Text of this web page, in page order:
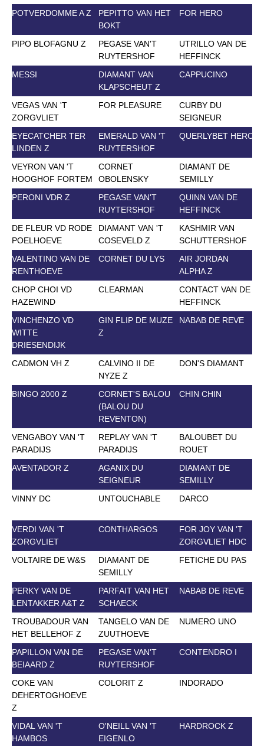
POTVERDOMME A Z
PEPITTO VAN HET
BOKT
FOR HERO
PIPO BLOFAGNU Z
PEGASE VAN'T
RUYTERSHOF
UTRILLO VAN DE
HEFFINCK
MESSI
DIAMANT VAN
KLAPSCHEUT Z
CAPPUCINO
VEGAS VAN 'T
ZORGVLIET
FOR PLEASURE
CURBY DU
SEIGNEUR
EYECATCHER TER
LINDEN Z
EMERALD VAN 'T
RUYTERSHOF
QUERLYBET HERO
VEYRON VAN 'T
HOOGHOF FORTEM
CORNET
OBOLENSKY
DIAMANT DE
SEMILLY
PERONI VDR Z
PEGASE VAN'T
RUYTERSHOF
QUINN VAN DE
HEFFINCK
DE FLEUR VD RODE
POELHOEVE
DIAMANT VAN 'T
COSEVELD Z
KASHMIR VAN
SCHUTTERSHOF
VALENTINO VAN DE
RENTHOEVE
CORNET DU LYS
AIR JORDAN
ALPHA Z
CHOP CHOI VD
HAZEWIND
CLEARMAN
CONTACT VAN DE
HEFFINCK
VINCHENZO VD
WITTE
DRIESENDIJK
GIN FLIP DE MUZE
Z
NABAB DE REVE
CADMON VH Z
CALVINO II DE
NYZE Z
DON'S DIAMANT
BINGO 2000 Z
CORNET'S BALOU
(BALOU DU
REVENTON)
CHIN CHIN
VENGABOY VAN 'T
PARADIJS
REPLAY VAN 'T
PARADIJS
BALOUBET DU
ROUET
AVENTADOR Z
AGANIX DU
SEIGNEUR
DIAMANT DE
SEMILLY
VINNY DC
UNTOUCHABLE DARCO
VERDI VAN 'T
ZORGVLIET
CONTHARGOS
FOR JOY VAN 'T
ZORGVLIET HDC
VOLTAIRE DE W&S
DIAMANT DE
SEMILLY
FETICHE DU PAS
PERKY VAN DE
LENTAKKER A&T Z
PARFAIT VAN HET
SCHAECK
NABAB DE REVE
TROUBADOUR VAN
HET BELLEHOF Z
TANGELO VAN DE
ZUUTHOEVE
NUMERO UNO
PAPILLON VAN DE
BEIAARD Z
PEGASE VAN'T
RUYTERSHOF
CONTENDRO I
COKE VAN
DEHERTOGHOEVE
Z
COLORIT Z INDORADO
VIDAL VAN 'T
HAMBOS
O'NEILL VAN 'T
EIGENLO
HARDROCK Z